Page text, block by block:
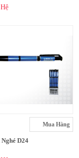
Mua Hàng
D24